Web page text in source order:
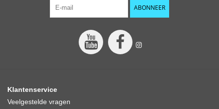
ABONNEER
Klantenservice
Veelgestelde vragen